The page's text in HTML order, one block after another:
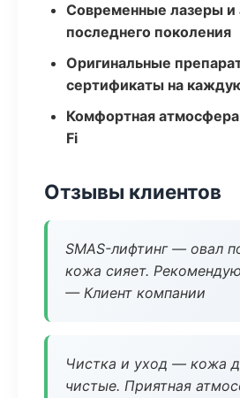
Современные лазеры и
последнего поколения
Оригинальные
сертификаты на
Комфортная
Fi
Отзывы клиентов
SMAS-лифтинг — овал
кожа сияет.
— Клиент компании
Чистка и уход — кожа
чистые. Приятная